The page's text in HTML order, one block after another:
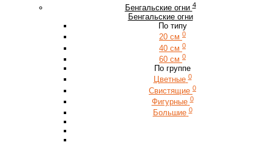
Бенгальские огни 4
Бенгальские огни
По типу
20 см 0
40 см 0
60 см 0
По группе
Цветные 0
Свистящие 0
Фигурные 0
Большие 0